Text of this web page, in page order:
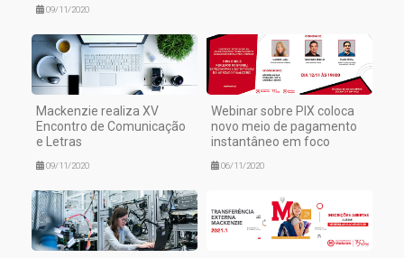
09/11/2020
Mackenzie realiza XV
Encontro de Comunicação
e Letras
09/11/2020
Webinar sobre PIX coloca
novo meio de pagamento
instantâneo em foco
06/11/2020